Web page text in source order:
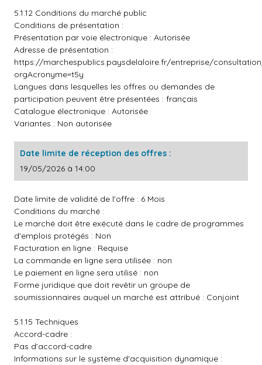
5.1.12 Conditions du marché public
Conditions de présentation :
Présentation par voie électronique : Autorisée
Adresse de présentation :
https://marchespublics.paysdelaloire.fr/entreprise/
orgAcronyme=t5y
Langues dans lesquelles les offres ou demandes de
participation peuvent être présentées : français
Catalogue électronique : Autorisée
Variantes : Non autorisée
Date limite de réception des offres :
19/05/2026 à 14:00
Date limite de validité de l'offre : 6 Mois
Conditions du marché :
Le marché doit être exécuté dans le cadre de programmes
d'emplois protégés : Non
Facturation en ligne : Requise
La commande en ligne sera utilisée : non
Le paiement en ligne sera utilisé : non
Forme juridique que doit revêtir un groupe de
soumissionnaires auquel un marché est attribué : Conjoint
5.1.15 Techniques
Accord-cadre :
Pas d'accord-cadre
Informations sur le système d'acquisition dynamique :